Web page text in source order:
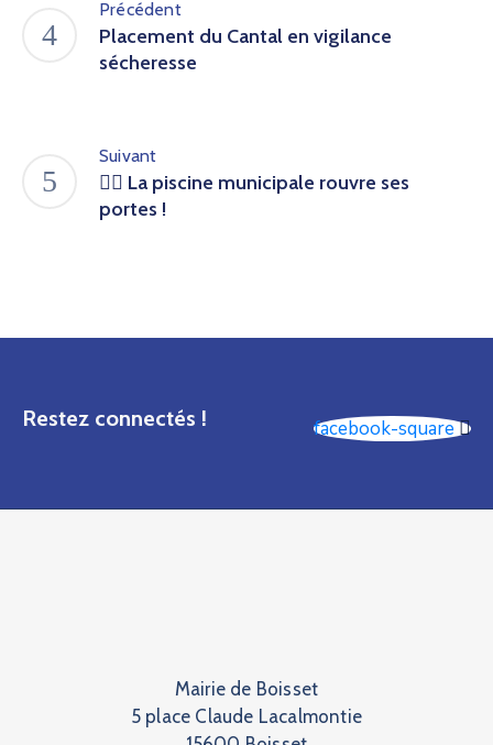
Précédent
Placement du Cantal en vigilance
sécheresse
Suivant
🏊‍♀️ La piscine municipale rouvre ses
portes !
Restez connectés ! facebook-square
Mairie de Boisset
5 place Claude Lacalmontie